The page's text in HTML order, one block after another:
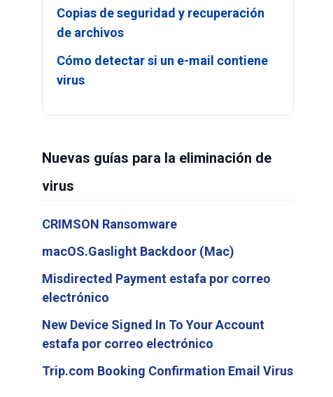
Copias de seguridad y recuperación
de archivos
Cómo detectar si un e-mail contiene
virus
Nuevas guías para la eliminación de
virus
CRIMSON Ransomware
macOS.Gaslight Backdoor (Mac)
Misdirected Payment estafa por correo
electrónico
New Device Signed In To Your Account
estafa por correo electrónico
Trip.com Booking Confirmation Email Virus